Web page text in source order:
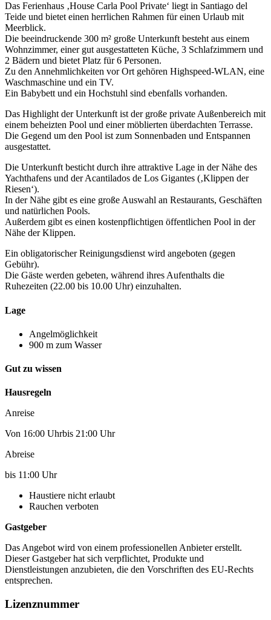
Das Ferienhaus ‚House Carla Pool Private‘ liegt in Santiago del
Teide und bietet einen herrlichen Rahmen für einen Urlaub mit
Meerblick.
Die beeindruckende 300 m² große Unterkunft besteht aus einem
Wohnzimmer, einer gut ausgestatteten Küche, 3 Schlafzimmern und
2 Bädern und bietet Platz für 6 Personen.
Zu den Annehmlichkeiten vor Ort gehören Highspeed-WLAN, eine
Waschmaschine und ein TV.
Ein Babybett und ein Hochstuhl sind ebenfalls vorhanden.
Das Highlight der Unterkunft ist der große private Außenbereich mit
einem beheizten Pool und einer möblierten überdachten Terrasse.
Die Gegend um den Pool ist zum Sonnenbaden und Entspannen
ausgestattet.
Die Unterkunft besticht durch ihre attraktive Lage in der Nähe des
Yachthafens und der Acantilados de Los Gigantes (‚Klippen der
Riesen‘).
In der Nähe gibt es eine große Auswahl an Restaurants, Geschäften
und natürlichen Pools.
Außerdem gibt es einen kostenpflichtigen öffentlichen Pool in der
Nähe der Klippen.
Ein obligatorischer Reinigungsdienst wird angeboten (gegen
Gebühr).
Die Gäste werden gebeten, während ihres Aufenthalts die
Ruhezeiten (22.00 bis 10.00 Uhr) einzuhalten.
Lage
Angelmöglichkeit
900 m zum Wasser
Gut zu wissen
Hausregeln
Anreise
Von 16:00 Uhrbis 21:00 Uhr
Abreise
bis 11:00 Uhr
Haustiere nicht erlaubt
Rauchen verboten
Gastgeber
Das Angebot wird von einem professionellen Anbieter erstellt.
Dieser Gastgeber hat sich verpflichtet, Produkte und
Dienstleistungen anzubieten, die den Vorschriften des EU-Rechts
entsprechen.
Lizenznummer